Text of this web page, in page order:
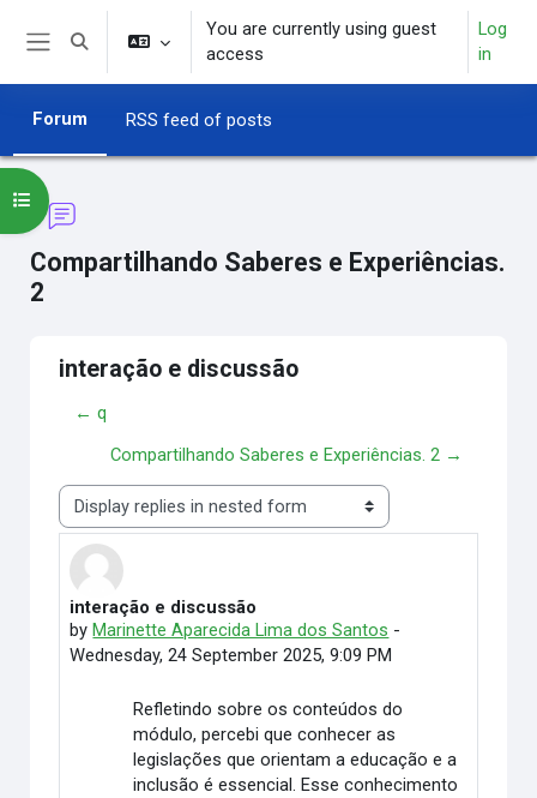
Skip to main content
Toggle search input
You are currently using guest
access
Log
in
Forum RSS feed of posts
Compartilhando Saberes e Experiências.
2
Open course index
interação e discussão
← q
Compartilhando Saberes e Experiências. 2 →
Display mode
interação e discussão
by Marinette Aparecida Lima dos Santos -
Wednesday, 24 September 2025, 9:09 PM
Number of replies: 0
Refletindo sobre os conteúdos do
módulo, percebi que conhecer as
legislações que orientam a educação e a
inclusão é essencial. Esse conhecimento